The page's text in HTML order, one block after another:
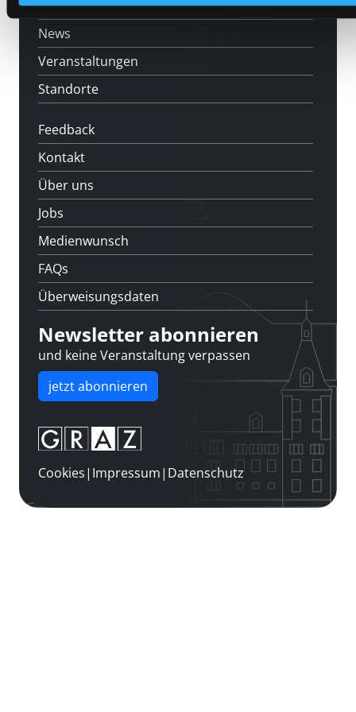
[kju:b]
News
Veranstaltungen
Standorte
Feedback
Kontakt
Über uns
Jobs
Medienwunsch
FAQs
Überweisungsdaten
Newsletter abonnieren
und keine Veranstaltung verpassen
jetzt abonnieren
Cookies| Impressum| Datenschutz